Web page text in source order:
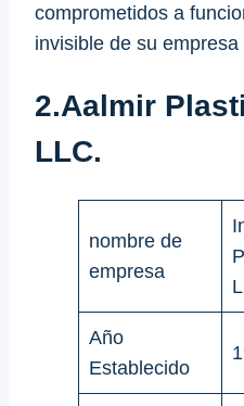
comprometidos a
invisible de su
2.Aalmir
LLC.
nombre de
empresa
Año
Establecido